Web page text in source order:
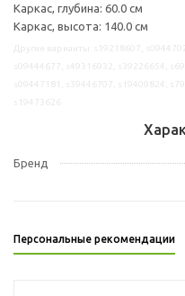
Каркас, глубина: 60.0 см
Каркас, высота: 140.0 см
Бренд
Персональные рекомендации